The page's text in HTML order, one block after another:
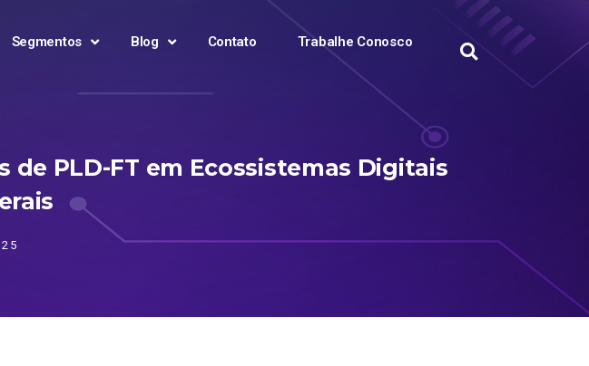
Segmentos Blog Contato Trabalhe Conosco
PLD-FT em Ecossistemas Digitais